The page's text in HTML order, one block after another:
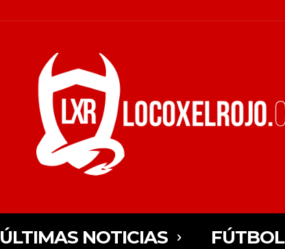
ÚLTIMAS NOTICIAS FÚTBOL